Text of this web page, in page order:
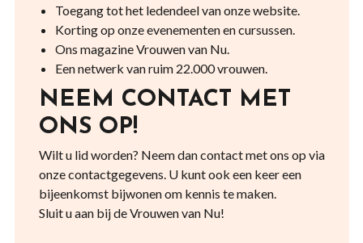
Toegang tot het ledendeel van onze website.
Korting op onze evenementen en cursussen.
Ons magazine Vrouwen van Nu.
Een netwerk van ruim 22.000 vrouwen.
NEEM CONTACT MET
ONS OP!
Wilt u lid worden? Neem dan contact met ons op via
onze contactgegevens. U kunt ook een keer een
bijeenkomst bijwonen om kennis te maken.
Sluit u aan bij de Vrouwen van Nu!